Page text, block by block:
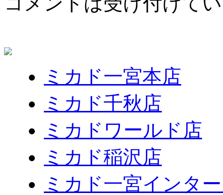
ミカド一宮本店
ミカド千秋店
ミカドワールド店
ミカド稲沢店
ミカド一宮インタ